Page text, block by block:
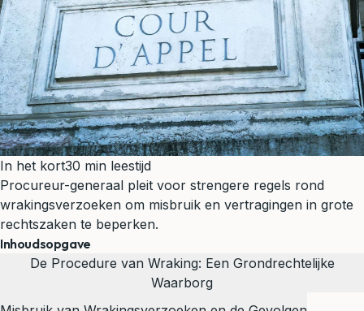
In het kort30 min leestijd
Procureur-generaal pleit voor strengere regels rond
wrakingsverzoeken om misbruik en vertragingen in grote
rechtszaken te beperken.
Inhoudsopgave
De Procedure van Wraking: Een Grondrechtelijke
Waarborg